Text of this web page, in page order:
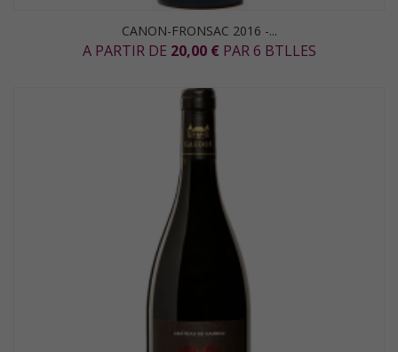
CANON-FRONSAC 2016 -...
A PARTIR DE 20,00 € PAR 6 BTLLES